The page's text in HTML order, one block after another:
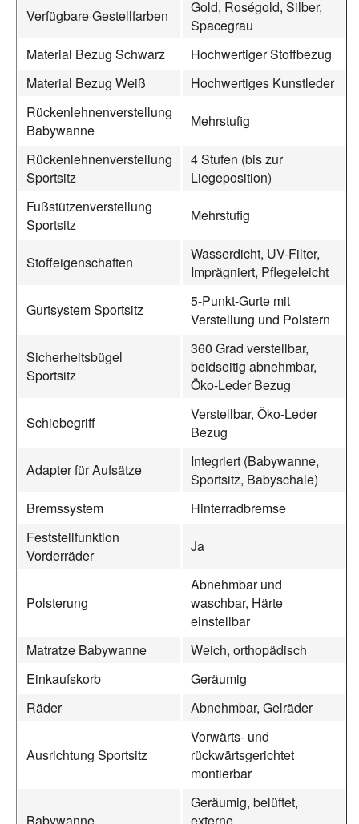
Verfügbare Gestellfarben
Gold, Roségold, Silber,
Spacegrau
Material Bezug Schwarz
Hochwertiger Stoffbezug
Material Bezug Weiß
Hochwertiges Kunstleder
Rückenlehnenverstellung
Babywanne
Mehrstufig
Rückenlehnenverstellung
Sportsitz
4 Stufen (bis zur
Liegeposition)
Fußstützenverstellung
Sportsitz
Mehrstufig
Stoffeigenschaften
Wasserdicht, UV-Filter,
Imprägniert, Pflegeleicht
Gurtsystem Sportsitz
5-Punkt-Gurte mit
Verstellung und Polstern
Sicherheitsbügel
Sportsitz
360 Grad verstellbar,
beidseitig abnehmbar,
Öko-Leder Bezug
Schiebegriff
Verstellbar, Öko-Leder
Bezug
Adapter für Aufsätze
Integriert (Babywanne,
Sportsitz, Babyschale)
Bremssystem
Hinterradbremse
Feststellfunktion
Vorderräder
Ja
Polsterung
Abnehmbar und
waschbar, Härte
einstellbar
Matratze Babywanne
Weich, orthopädisch
Einkaufskorb
Geräumig
Räder
Abnehmbar, Gelräder
Ausrichtung Sportsitz
Vorwärts- und
rückwärtsgerichtet
montierbar
Geräumig, belüftet,